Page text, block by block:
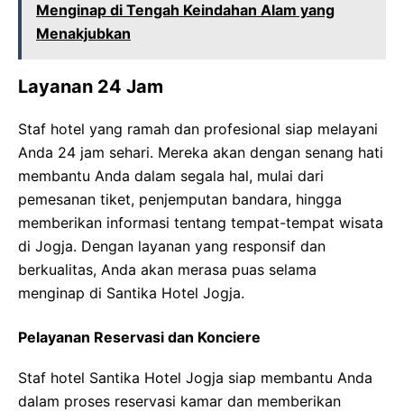
Menginap di Tengah Keindahan Alam yang
Menakjubkan
Layanan 24 Jam
Staf hotel yang ramah dan profesional siap melayani
Anda 24 jam sehari. Mereka akan dengan senang hati
membantu Anda dalam segala hal, mulai dari
pemesanan tiket, penjemputan bandara, hingga
memberikan informasi tentang tempat-tempat wisata
di Jogja. Dengan layanan yang responsif dan
berkualitas, Anda akan merasa puas selama
menginap di Santika Hotel Jogja.
Pelayanan Reservasi dan Konciere
Staf hotel Santika Hotel Jogja siap membantu Anda
dalam proses reservasi kamar dan memberikan